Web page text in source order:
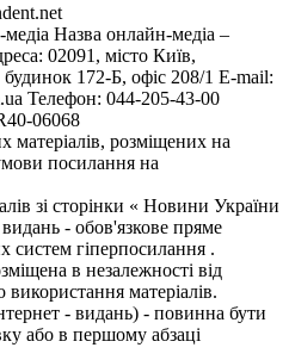
Назва онлайн-медіа –
02091, місто Київ,
172-Б, офіс 208/1 E-mail:
Телефон: 044-205-43-00
06068
матеріалів, розміщених на
посилання на
зі сторінки « Новини України
видань - обов'язкове пряме
систем гіперпосилання .
в незалежності від
матеріалів.
- видань) - повинна бути
або в першому абзаці